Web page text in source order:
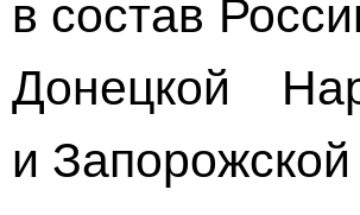
Донецкой
и